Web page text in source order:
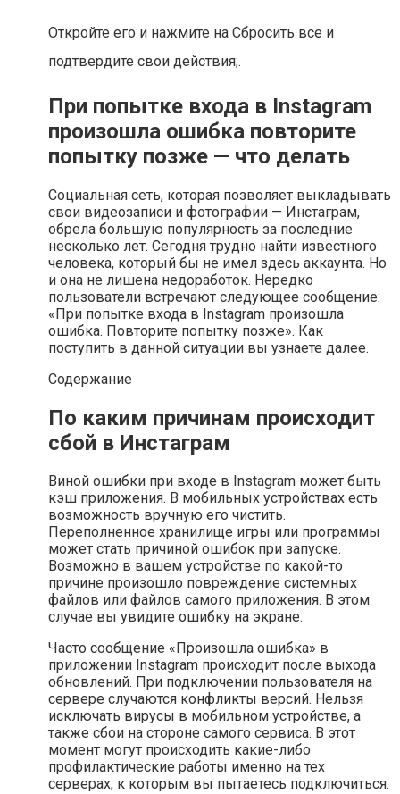
Откройте его и нажмите на Сбросить все и
подтвердите свои действия;.
При попытке входа в Instagram
произошла ошибка повторите
попытку позже — что делать
Социальная сеть, которая позволяет выкладывать
свои видеозаписи и фотографии — Инстаграм,
обрела большую популярность за последние
несколько лет. Сегодня трудно найти известного
человека, который бы не имел здесь аккаунта. Но
и она не лишена недоработок. Нередко
пользователи встречают следующее сообщение:
«При попытке входа в Instagram произошла
ошибка. Повторите попытку позже». Как
поступить в данной ситуации вы узнаете далее.
Содержание
По каким причинам происходит
сбой в Инстаграм
Виной ошибки при входе в Instagram может быть
кэш приложения. В мобильных устройствах есть
возможность вручную его чистить.
Переполненное хранилище игры или программы
может стать причиной ошибок при запуске.
Возможно в вашем устройстве по какой-то
причине произошло повреждение системных
файлов или файлов самого приложения. В этом
случае вы увидите ошибку на экране.
Часто сообщение «Произошла ошибка» в
приложении Instagram происходит после выхода
обновлений. При подключении пользователя на
сервере случаются конфликты версий. Нельзя
исключать вирусы в мобильном устройстве, а
также сбои на стороне самого сервиса. В этот
момент могут происходить какие-либо
профилактические работы именно на тех
серверах, к которым вы пытаетесь подключиться.